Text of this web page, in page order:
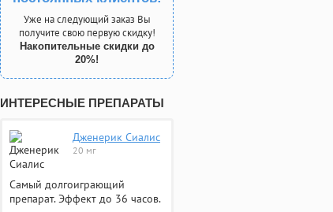
Уже на следующий заказ Вы
получите свою первую скидку!
Накопительные скидки до
20%!
ИНТЕРЕСНЫЕ ПРЕПАРАТЫ
Дженерик Сиалис
20 мг
Самый долгоиграющий
препарат. Эффект до 36 часов.